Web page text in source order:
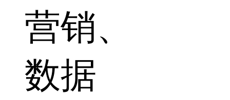
营销、
数据